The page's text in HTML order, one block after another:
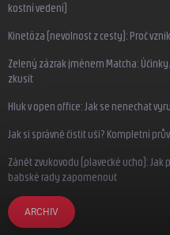
kostní vedení)
Kinetóza (nevolnost z cesty): Proč
Zelený zázrak jménem Matcha:
zkusit
Hluk v open office: Jak se nenechat
Jak si správně čistit uši? Kompletní
Zánět zvukovodu (plavecké ucho):
babské rady zapomenout
ARCHIV